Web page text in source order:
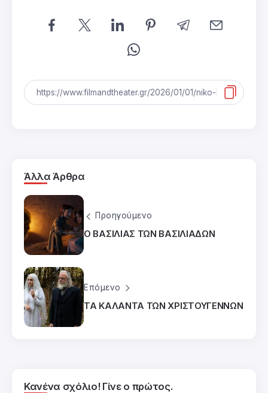
Άλλα Άρθρα
Προηγούμενο
Ο ΒΑΣΙΛΙΑΣ ΤΩΝ ΒΑΣΙΛΙΑΔΩΝ
Επόμενο
ΤΑ ΚΑΛΑΝΤΑ ΤΩΝ ΧΡΙΣΤΟΥΓΕΝΝΩΝ
Κανένα σχόλιο! Γίνε ο πρώτος.